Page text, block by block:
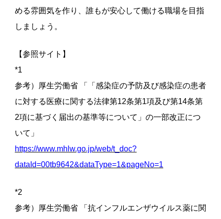
める雰囲気を作り、誰もが安心して働ける職場を目指
しましょう。
【参照サイト】
*1
参考）厚生労働省 「「感染症の予防及び感染症の患者
に対する医療に関する法律第12条第1項及び第14条第
2項に基づく届出の基準等について」の一部改正につ
いて」
https://www.mhlw.go.jp/web/t_doc?
dataId=00tb9642&dataType=1&pageNo=1
*2
参考）厚生労働省 「抗インフルエンザウイルス薬に関